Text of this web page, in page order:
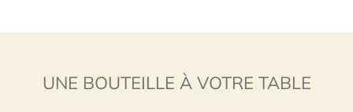
UNE BOUTEILLE À VOTRE TABLE